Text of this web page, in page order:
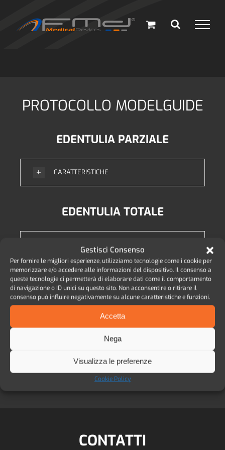
Gestisci Consenso
Per fornire le migliori esperienze, utilizziamo tecnologie come i cookie per
memorizzare e/o accedere alle informazioni del dispositivo. Il consenso a
queste tecnologie ci permetterà di elaborare dati come il comportamento
di navigazione o ID unici su questo sito. Non acconsentire o ritirare il
consenso può influire negativamente su alcune caratteristiche e funzioni.
Accetta
Nega
Visualizza le preferenze
Cookie Policy
contenuto
PROTOCOLLO MODELGUIDE
EDENTULIA PARZIALE
CARATTERISTICHE
EDENTULIA TOTALE
EASY
CARATTERISTICHE
SCARICA PROTOCOLLO COMPLETO
CONTATTI